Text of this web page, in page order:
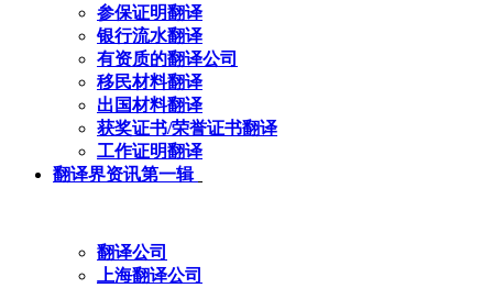
参保证明翻译
银行流水翻译
有资质的翻译公司
移民材料翻译
出国材料翻译
获奖证书/荣誉证书翻译
工作证明翻译
翻译界资讯第一辑
翻译公司
上海翻译公司